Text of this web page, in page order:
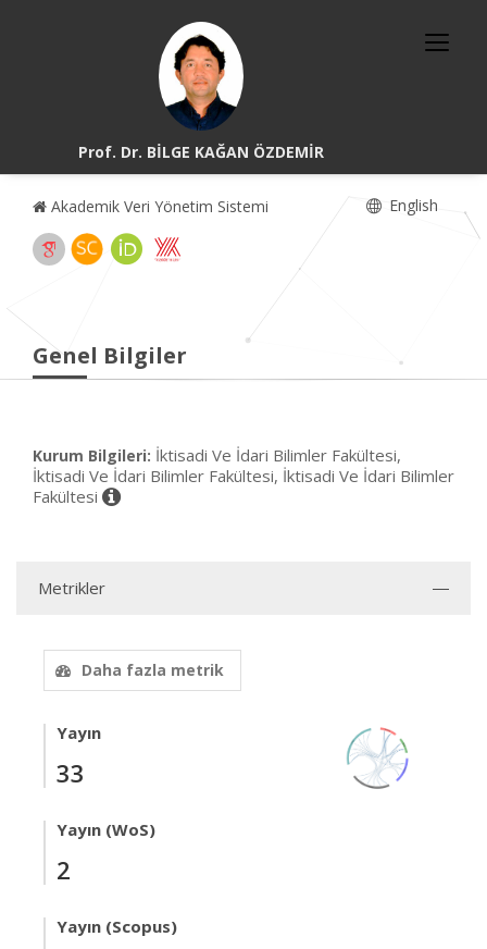
Prof. Dr. BİLGE KAĞAN ÖZDEMİR
Akademik Veri Yönetim Sistemi English
Genel Bilgiler
Kurum Bilgileri: İktisadi Ve İdari Bilimler Fakültesi,
İktisadi Ve İdari Bilimler Fakültesi, İktisadi Ve İdari Bilimler
Fakültesi
Metrikler
Daha fazla metrik
Yayın
33
Yayın (WoS)
2
Yayın (Scopus)